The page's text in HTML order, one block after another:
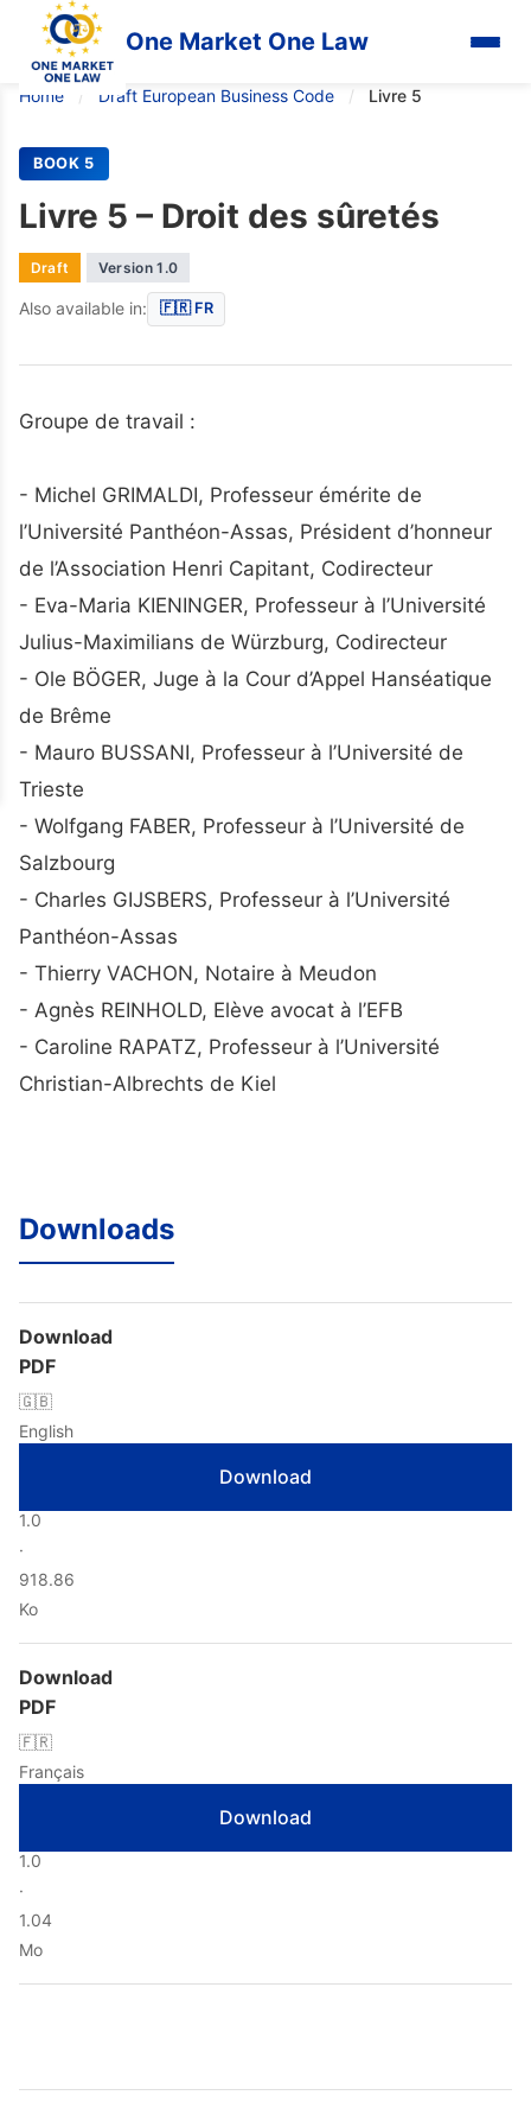
One Market One Law
Home / Draft European Business Code / Livre 5
BOOK 5
Livre 5 – Droit des sûretés
Draft Version 1.0
Also available in: 🇫🇷 FR
Groupe de travail :
- Michel GRIMALDI, Professeur émérite de
l’Université Panthéon-Assas, Président d’honneur
de l’Association Henri Capitant, Codirecteur
- Eva-Maria KIENINGER, Professeur à l’Université
Julius-Maximilians de Würzburg, Codirecteur
- Ole BÖGER, Juge à la Cour d’Appel Hanséatique
de Brême
- Mauro BUSSANI, Professeur à l’Université de
Trieste
- Wolfgang FABER, Professeur à l’Université de
Salzbourg
- Charles GIJSBERS, Professeur à l’Université
Panthéon-Assas
- Thierry VACHON, Notaire à Meudon
- Agnès REINHOLD, Elève avocat à l’EFB
- Caroline RAPATZ, Professeur à l’Université
Christian-Albrechts de Kiel
Downloads
Download
PDF
🇬🇧
English
1.0
·
918.86
Ko
Download
Download
PDF
🇫🇷
Français
1.0
·
1.04
Mo
Download